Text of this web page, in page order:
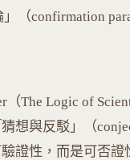
（confirmation
（The Logic of
想與反駁」（
證性，而是可否